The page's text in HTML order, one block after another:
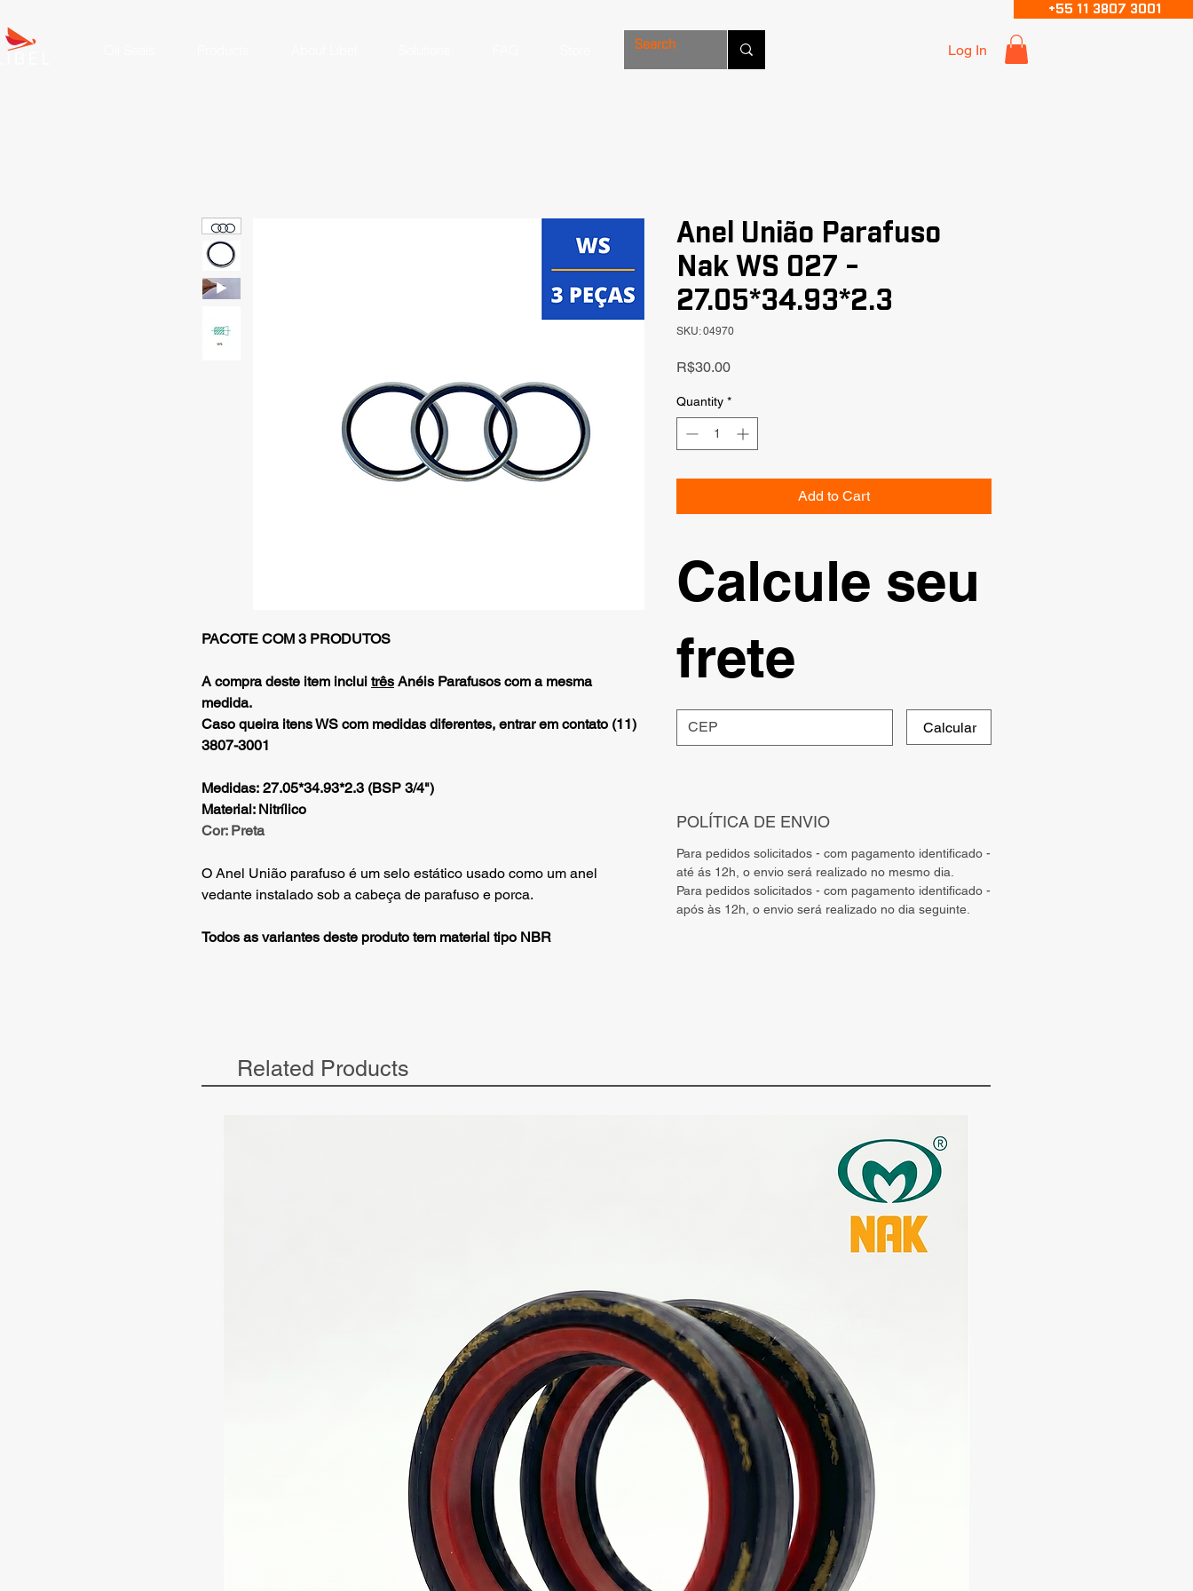
+55 11 3807 3001
Log In
PACOTE COM 3 PRODUTOS
A compra deste item inclui três Anéis Parafusos com a mesma
medida.
Caso queira itens WS com medidas diferentes, entrar em contato (11)
3807-3001
Medidas: 27.05*34.93*2.3 (BSP 3/4")
Material: Nitrílico
Cor: Preta
O Anel União parafuso é um selo estático usado como um anel
vedante instalado sob a cabeça de parafuso e porca.
Todos as variantes deste produto tem material tipo NBR
Anel União Parafuso
Nak WS 027 -
27.05*34.93*2.3
SKU: 04970
R$30.00Price
Quantity *
Add to Cart
Calcule seu
frete
Calcular
POLÍTICA DE ENVIO
Para pedidos solicitados - com pagamento identificado -
até ás 12h, o envio será realizado no mesmo dia.
Para pedidos solicitados - com pagamento identificado -
após às 12h, o envio será realizado no dia seguinte.
Related Products